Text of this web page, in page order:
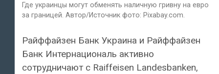
Где украинцы могут обменять наличную гривну на евро
за границей. Автор/Источник фото: Pixabay.com.
Райффайзен Банк Украина и Райффайзен
Банк Интернациональ активно
сотрудничают с Raiffeisen Landesbanken,